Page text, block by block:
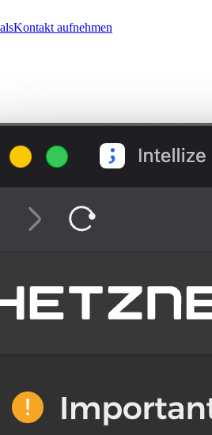
Kontakt aufnehmen